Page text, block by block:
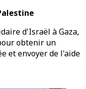
d'Israël à Gaza,
obtenir un
et envoyer de l'aide